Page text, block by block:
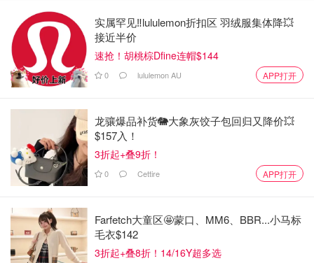
生活干货
实属罕见‼️lululemon折扣区 羽绒服集体降💥
接近半价
速抢！胡桃棕Dfine连帽$144
0 lululemon AU APP打开
龙骧爆品补货🐘大象灰饺子包回归又降价💥
$157入！
3折起+叠9折！
0 Cettire APP打开
Farfetch大童区🤩蒙口、MM6、BBR...小马标
毛衣$142
3折起+叠8折！14/16Y超多选